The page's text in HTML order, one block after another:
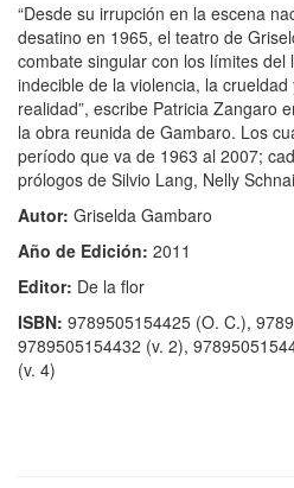
“Desde su irrupción en la escena
desatino en 1965, el teatro de
combate singular con los límites del
indecible de la violencia, la
realidad”, escribe Patricia Zangaro
la obra reunida de Gambaro. Los
período que va de 1963 al 2007;
prólogos de Silvio Lang, Nelly
Autor: Griselda Gambaro
Año de Edición: 2011
Editor: De la flor
ISBN: 9789505154425 (O. C.),
9789505154432 (v. 2),
(v. 4)